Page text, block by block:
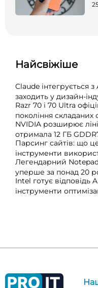
Найсвіжіше
Claude інтегрується
заходить у дизайн-
Razr 70 і 70 Ultra
покоління складаних
NVIDIA розширює
отримала 12 ГБ
Парсинг сайтів: що
інструменти
Легендарний
уперше за понад 20
Intel готує відповідь
інструменти